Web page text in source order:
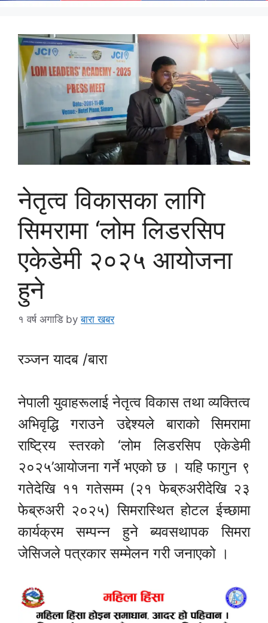
नेतृत्व विकासका लागि
सिमरामा ‘लोम लिडरसिप
एकेडेमी २०२५ आयोजना
हुने
१ वर्ष अगाडि byबारा खबर
रञ्जन यादब /बारा
नेपाली युवाहरूलाई नेतृत्व विकास तथा व्यक्तित्व
अभिवृद्धि गराउने उद्देश्यले बाराको सिमरामा
राष्ट्रिय स्तरको ‘लोम लिडरसिप एकेडेमी
२०२५’आयोजना गर्ने भएको छ । यहि फागुन ९
गतेदेखि ११ गतेसम्म (२१ फेब्रुअरीदेखि २३
फेब्रुअरी २०२५) सिमरास्थित होटल ईच्छामा
कार्यक्रम सम्पन्न हुने ब्यवसथापक सिमरा
जेसिजले पत्रकार सम्मेलन गरी जनाएको ।